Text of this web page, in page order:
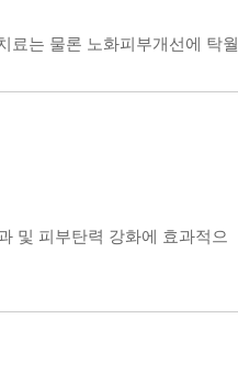
료는 물론 노화피부개선에 탁월
및 피부탄력 강화에 효과적으